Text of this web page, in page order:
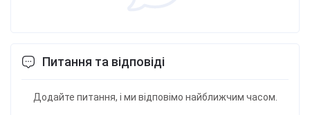
Питання та відповіді
Додайте питання, і ми відповімо найближчим часом.